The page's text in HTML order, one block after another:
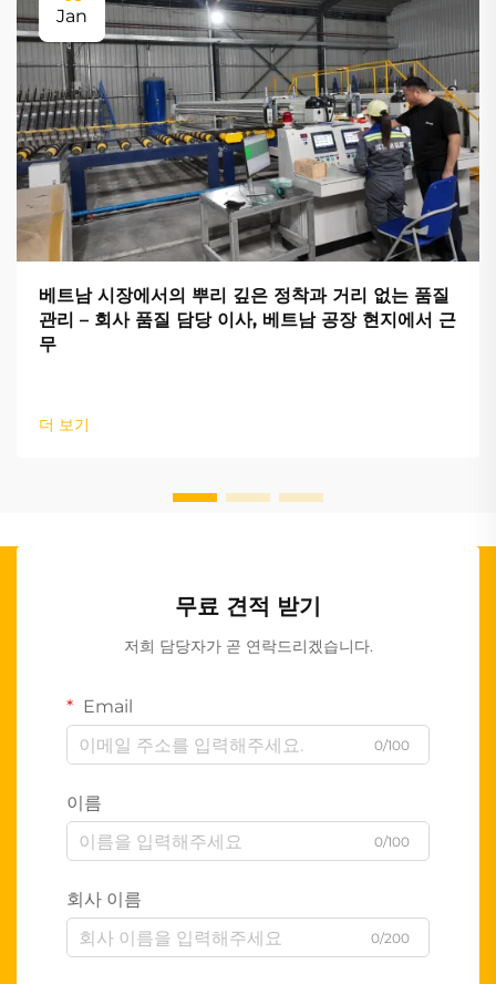
Jan
베트남 시장에서의 뿌리 깊은 정착과 거리 없는 품질
관리 – 회사 품질 담당 이사, 베트남 공장 현지에서 근
무
더 보기
무료 견적 받기
저희 담당자가 곧 연락드리겠습니다.
Email
0/100
이름
0/100
회사 이름
0/200